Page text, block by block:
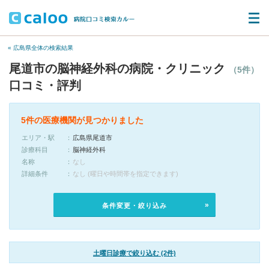
« 広島県全体の検索結果
尾道市の脳神経外科の病院・クリニック （5件）
口コミ・評判
5件の医療機関が見つかりました
エリア・駅
広島県尾道市
診療科目
脳神経外科
名称
なし
詳細条件
なし (曜日や時間帯を指定できます)
条件変更・絞り込み
土曜日診療で絞り込む (2件)